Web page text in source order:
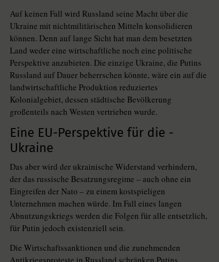
Auf keinen Fall wird Russland seine Macht über die
Ukraine mit nichtmilitärischen Mitteln konsolidieren
können. Denn auf lange Sicht hat man dem besetzten
Land weder eine wirtschaftliche noch eine politische
Perspektive anzubieten. Die einzige Ukraine, die Putins
Russland auf Dauer beherrschen könnte, wäre ein auf die
landwirtschaftliche Produktion reduziertes
Kolonialgebiet, dessen städtische Bevölkerung
großenteils nach Westen vertrieben wurde.
Eine EU-Perspektive für die ­
Ukraine
Das aber wird der ukrainische Widerstand verhindern,
der das russische Besatzungsregime – auch ohne ein
Eingreifen der Nato – zu einem kostspieligen
Unternehmen machen würde. Im Fall eines langen
Abnutzungskriegs werden die Folgen für alle entsetzlich,
für Putin jedoch existenziell sein.
Die Wirtschaftssanktionen und die zunehmenden
Antikriegsproteste in Russland schränken Putins